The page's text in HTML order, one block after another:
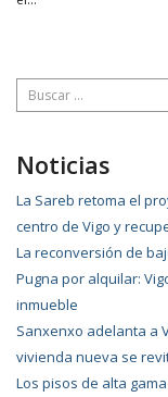
Buscar:
Noticias
La Sareb retoma el
centro de Vigo y
La reconversión de
Pugna por alquilar:
inmueble
Sanxenxo adelanta a
vivienda nueva se
Los pisos de alta